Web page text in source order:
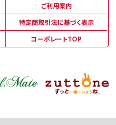
ご利用案内
特定商取引法に基づく表示
コーポレートTOP